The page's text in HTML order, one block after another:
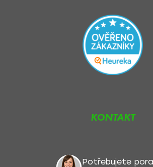
KONTAKT
Potřebujete